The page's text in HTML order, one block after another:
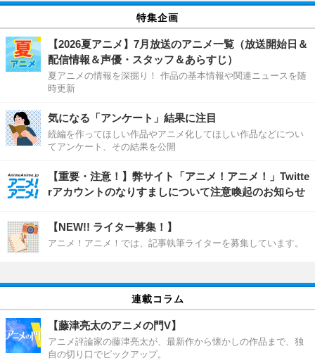
特集企画
【2026夏アニメ】7月放送のアニメ一覧（放送開始日＆
配信情報＆声優・スタッフ＆あらすじ）
夏アニメの情報を深掘り！ 作品の基本情報や関連ニュースを随
時更新
気になる「アンケート」結果に注目
続編を作ってほしい作品やアニメ化してほしい作品などについ
てアンケート、その結果を公開
【重要・注意！】弊サイト「アニメ！アニメ！」Twitte
rアカウントのなりすましについて注意喚起のお知らせ
【NEW!! ライター募集！】
アニメ！アニメ！では、記事執筆ライターを募集しています。
連載コラム
【藤津亮太のアニメの門V】
アニメ評論家の藤津亮太が、最新作から懐かしの作品まで、独
自の切り口でピックアップ。